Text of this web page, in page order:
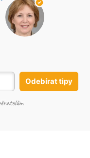
Odebírat tipy